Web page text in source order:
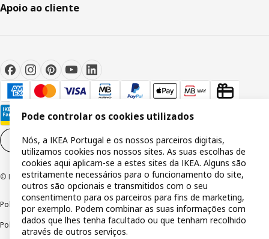
Apoio ao cliente
Definições de cookies PT
© Inter IKEA Systems B.V 1999-2026
Política de privacidadePolítica de cookies
Termos de utilização
Política de divulgação responsávelLivro de reclamações
Pode controlar os cookies utilizados
Nós, a IKEA Portugal e os nossos parceiros digitais,
utilizamos cookies nos nossos sites. As suas escolhas de
cookies aqui aplicam-se a estes sites da IKEA. Alguns são
estritamente necessários para o funcionamento do site,
outros são opcionais e transmitidos com o seu
consentimento para os parceiros para fins de marketing,
por exemplo. Podem combinar as suas informações com
dados que lhes tenha facultado ou que tenham recolhido
através de outros serviços.